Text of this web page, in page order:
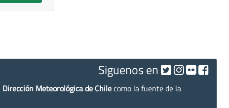
Siguenos en
Dirección Meteorológica de Chilecomo la fuente de la